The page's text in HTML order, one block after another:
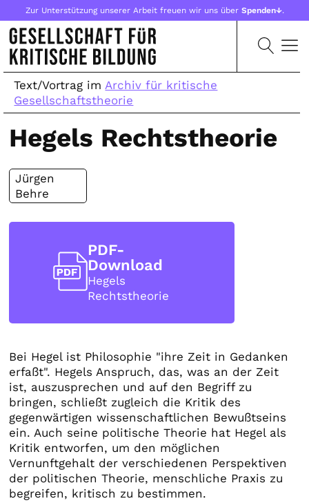
Zur Unterstützung unserer Arbeit freuen wir uns über Spenden↓.
Text/Vortrag imArchiv für kritische
Gesellschaftstheorie
Hegels Rechtstheorie
Jürgen
Behre
PDF-
Download
Hegels
Rechtstheorie
Bei Hegel ist Philosophie "ihre Zeit in Gedanken
erfaßt". Hegels Anspruch, das, was an der Zeit
ist, auszusprechen und auf den Begriff zu
bringen, schließt zugleich die Kritik des
gegenwärtigen wissenschaftlichen Bewußtseins
ein. Auch seine politische Theorie hat Hegel als
Kritik entworfen, um den möglichen
Vernunftgehalt der verschiedenen Perspektiven
der politischen Theorie, menschliche Praxis zu
begreifen, kritisch zu bestimmen.